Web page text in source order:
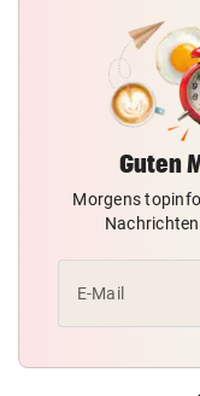
Guten
Morgens
E-Mail